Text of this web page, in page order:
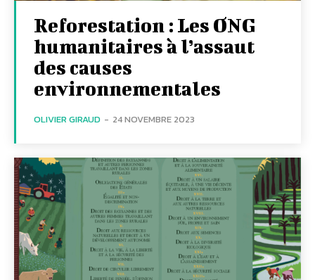
Reforestation : Les ONG
humanitaires à l’assaut
des causes
environnementales
OLIVIER GIRAUD - 24 NOVEMBRE 2023